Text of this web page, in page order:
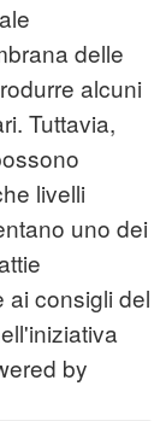
delle
alcuni
Tuttavia,
livelli
uno dei
ai consigli del
by